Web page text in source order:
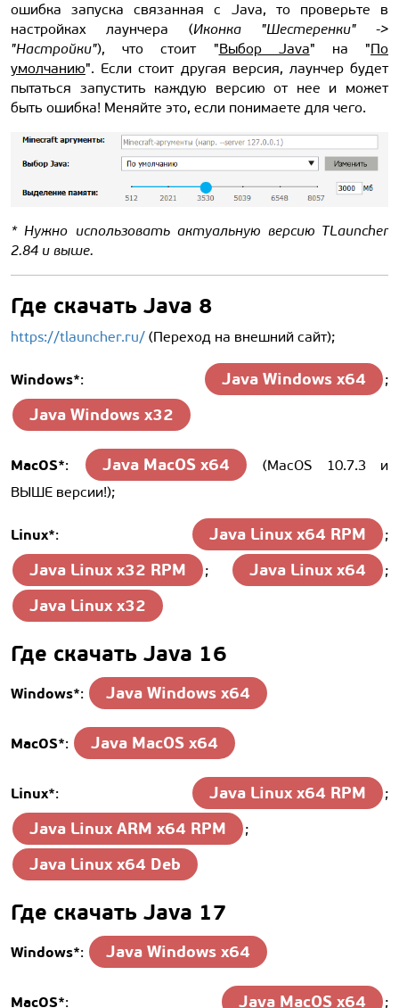
ошибка запуска связанная с Java, то проверьте в
настройках лаунчера (Иконка "Шестеренки" ->
"Настройки"), что стоит "Выбор Java" на "По
умолчанию". Если стоит другая версия, лаунчер будет
пытаться запустить каждую версию от нее и может
быть ошибка! Меняйте это, если понимаете для чего.
* Нужно использовать актуальную версию TLauncher
2.84 и выше.
Где скачать Java 8
https://tlauncher.ru/ (Переход на внешний сайт);
Windows*: Java Windows x64 ;
Java Windows x32
MacOS*: Java MacOS x64
(MacOS 10.7.3 и
ВЫШЕ версии!);
Linux*: Java Linux x64 RPM ;
Java Linux x32 RPM ; Java Linux x64 ;
Java Linux x32
Где скачать Java 16
Windows*: Java Windows x64
MacOS*: Java MacOS x64
Linux*: Java Linux x64 RPM ;
Java Linux ARM x64 RPM ;
Java Linux x64 Deb
Где скачать Java 17
Windows*: Java Windows x64
MacOS*: Java MacOS x64 ;